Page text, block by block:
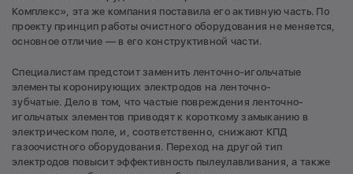
Комплекс», эта же компания поставила его активную часть. По
проекту принцип работы очистного оборудования не меняется,
основное отличие — в его конструктивной части.
Специалистам предстоит заменить ленточно-игольчатые
элементы коронирующих электродов на ленточно-
зубчатые. Дело в том, что частые повреждения ленточно-
игольчатых элементов приводят к короткому замыканию в
электрическом поле, и, соответственно, снижают КПД
газоочистного оборудования. Переход на другой тип
электродов повысит эффективность пылеулавливания, а также